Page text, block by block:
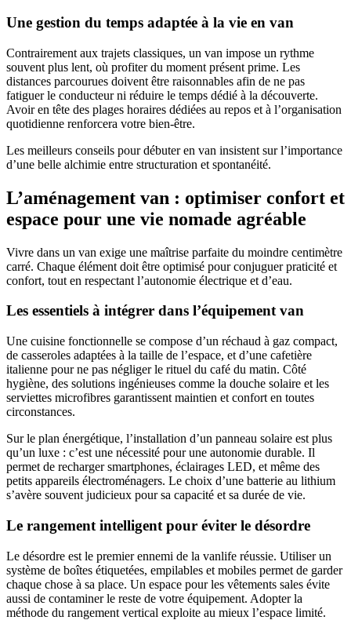
Une gestion du temps adaptée à la vie en van
Contrairement aux trajets classiques, un van impose un rythme
souvent plus lent, où profiter du moment présent prime. Les
distances parcourues doivent être raisonnables afin de ne pas
fatiguer le conducteur ni réduire le temps dédié à la découverte.
Avoir en tête des plages horaires dédiées au repos et à l’organisation
quotidienne renforcera votre bien-être.
Les meilleurs conseils pour débuter en van insistent sur l’importance
d’une belle alchimie entre structuration et spontanéité.
L’aménagement van : optimiser confort et
espace pour une vie nomade agréable
Vivre dans un van exige une maîtrise parfaite du moindre centimètre
carré. Chaque élément doit être optimisé pour conjuguer praticité et
confort, tout en respectant l’autonomie électrique et d’eau.
Les essentiels à intégrer dans l’équipement van
Une cuisine fonctionnelle se compose d’un réchaud à gaz compact,
de casseroles adaptées à la taille de l’espace, et d’une cafetière
italienne pour ne pas négliger le rituel du café du matin. Côté
hygiène, des solutions ingénieuses comme la douche solaire et les
serviettes microfibres garantissent maintien et confort en toutes
circonstances.
Sur le plan énergétique, l’installation d’un panneau solaire est plus
qu’un luxe : c’est une nécessité pour une autonomie durable. Il
permet de recharger smartphones, éclairages LED, et même des
petits appareils électroménagers. Le choix d’une batterie au lithium
s’avère souvent judicieux pour sa capacité et sa durée de vie.
Le rangement intelligent pour éviter le désordre
Le désordre est le premier ennemi de la vanlife réussie. Utiliser un
système de boîtes étiquetées, empilables et mobiles permet de garder
chaque chose à sa place. Un espace pour les vêtements sales évite
aussi de contaminer le reste de votre équipement. Adopter la
méthode du rangement vertical exploite au mieux l’espace limité.